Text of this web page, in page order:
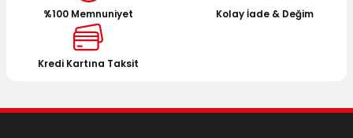
Ürün bilgilerinde hatalar bulunuyor.
Ürün fiyatı diğer sitelerden daha pahalı.
Bu ürüne benzer farklı alternatifler olmalı.
%100 Memnuniyet Kolay İade & Değim
Kredi Kartına Taksit